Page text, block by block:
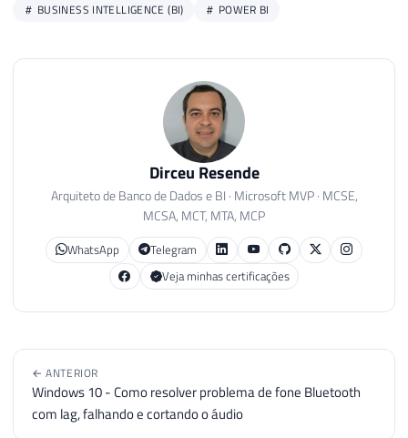
BUSINESS INTELLIGENCE (BI) POWER BI
Dirceu Resende
Arquiteto de Banco de Dados e BI · Microsoft MVP · MCSE,
MCSA, MCT, MTA, MCP
WhatsApp
Telegram
Veja minhas certificações
← ANTERIOR
Windows 10 - Como resolver problema de fone Bluetooth
com lag, falhando e cortando o áudio